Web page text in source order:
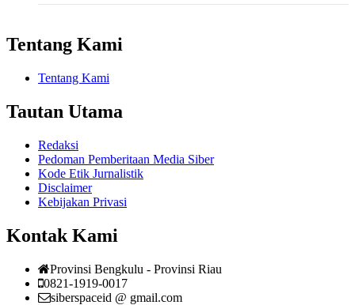
Tentang Kami
Tentang Kami
Tautan Utama
Redaksi
Pedoman Pemberitaan Media Siber
Kode Etik Jurnalistik
Disclaimer
Kebijakan Privasi
Kontak Kami
Provinsi Bengkulu - Provinsi Riau
0821-1919-0017
siberspaceid @ gmail.com